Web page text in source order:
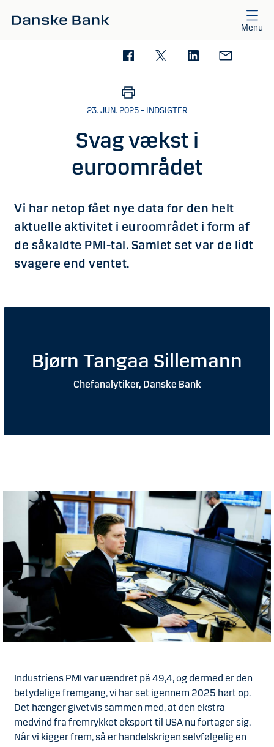
Menu
23. JUN. 2025 – INDSIGTER
Svag vækst i
euroområdet
Vi har netop fået nye data for den helt
aktuelle aktivitet i euroområdet i form af
de såkaldte PMI-tal. Samlet set var de lidt
svagere end ventet.
Bjørn Tangaa Sillemann
Chefanalytiker, Danske Bank
Industriens PMI var uændret på 49,4, og dermed er den
betydelige fremgang, vi har set igennem 2025 hørt op.
Det hænger givetvis sammen med, at den ekstra
medvind fra fremrykket eksport til USA nu fortager sig.
Når vi kigger frem, så er handelskrigen selvfølgelig en